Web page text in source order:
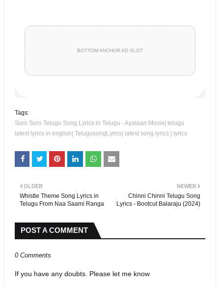
BOTTOM ANCHOR AD SLOT
Tags:
Suro Suro Telugu Song Lyrics in Telugu - Ayalaan Movie| telugu
latest lyrics in english| TelugusongLyrics| latest song lyrics | lyrics
NEWER
Chinni Chinni Telugu Song
Lyrics - Bootcut Balaraju (2024)
OLDER
Whistle Theme Song Lyrics in
Telugu From Naa Saami Ranga
POST A COMMENT
0 Comments
If you have any doubts. Please let me know